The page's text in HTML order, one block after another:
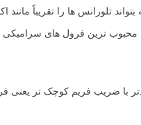
تلورانس ها را تقریباً مانند
محبوب ترین فرول های سرامیکی